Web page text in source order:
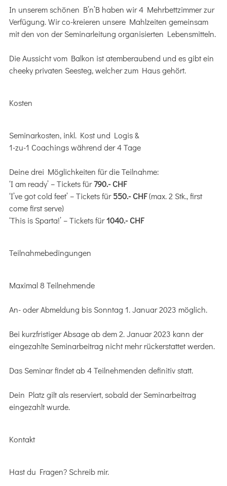
In unserem schönen B’n’B haben wir 4 Mehrbettzimmer zur
Verfügung. Wir co-kreieren unsere Mahlzeiten gemeinsam
mit den von der Seminarleitung organisierten Lebensmitteln.
Die Aussicht vom Balkon ist atemberaubend und es gibt ein
cheeky privaten Seesteg, welcher zum Haus gehört.
Kosten
Seminarkosten, inkl. Kost und Logis &
1-zu-1 Coachings während der 4 Tage
Deine drei Möglichkeiten für die Teilnahme:
‘I am ready’ – Tickets für790.- CHF
‘I’ve got cold feet’ – Tickets für550.- CHF(max. 2 Stk., first
come first serve)
‘This is Sparta!’ – Tickets für1040.- CHF
Teilnahmebedingungen
Maximal 8 Teilnehmende
An- oder Abmeldung bis Sonntag 1. Januar 2023 möglich.
Bei kurzfristiger Absage ab dem 2. Januar 2023 kann der
eingezahlte Seminarbeitrag nicht mehr rückerstattet werden.
Das Seminar findet ab 4 Teilnehmenden definitiv statt.
Dein Platz gilt als reserviert, sobald der Seminarbeitrag
eingezahlt wurde.
Kontakt
Hast du Fragen? Schreib mir.